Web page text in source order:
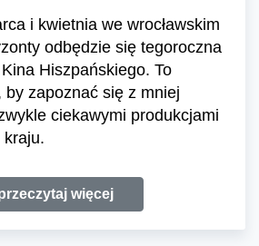
i kwietnia we wrocławskim
odbędzie się tegoroczna
Hiszpańskiego. To
by zapoznać się z mniej
ciekawymi produkcjami
kraju.
więcej